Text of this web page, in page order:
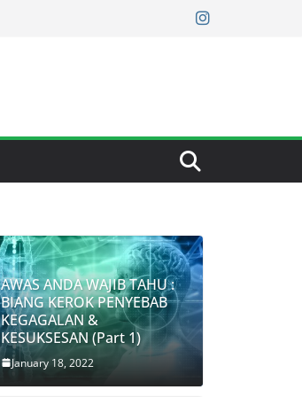
AWAS ANDA WAJIB TAHU :
BIANG KEROK PENYEBAB
KEGAGALAN &
KESUKSESAN (Part 1)
January 18, 2022